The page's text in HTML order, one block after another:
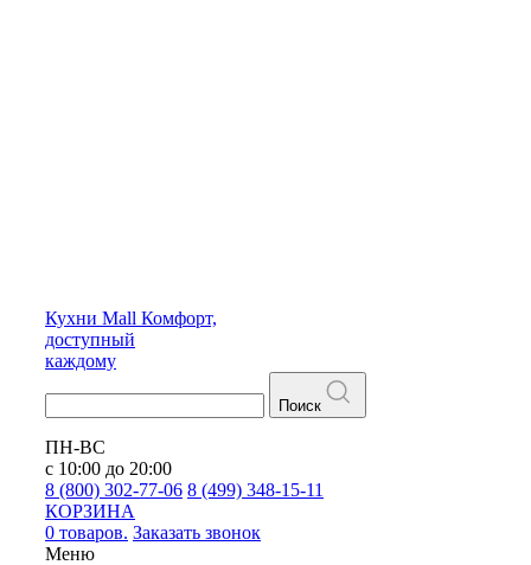
Кухни Mall Комфорт,
доступный
каждому
Поиск
ПН-ВС
с 10:00 до 20:00
8 (800) 302-77-06 8 (499) 348-15-11
КОРЗИНА
0 товаров. Заказать звонок
Меню